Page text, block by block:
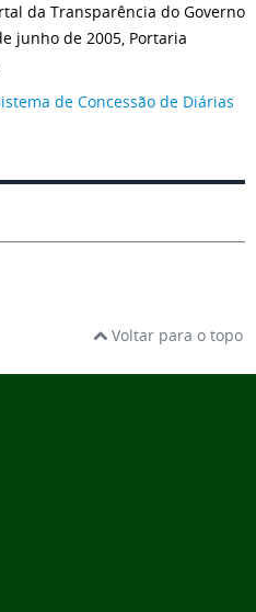
da Transparência do Governo
junho de 2005, Portaria
de Concessão de Diárias
Voltar para o topo